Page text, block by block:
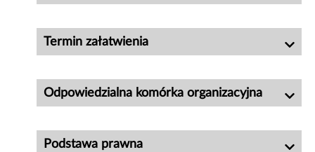
Termin załatwienia
Odpowiedzialna komórka organizacyjna
Podstawa prawna